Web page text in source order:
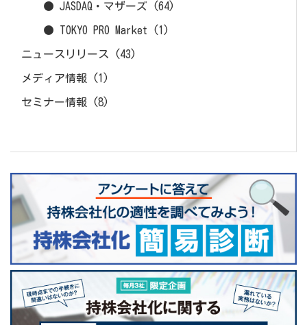
● JASDAQ・マザーズ (64)
● TOKYO PRO Market (1)
ニュースリリース (43)
メディア情報 (1)
セミナー情報 (8)